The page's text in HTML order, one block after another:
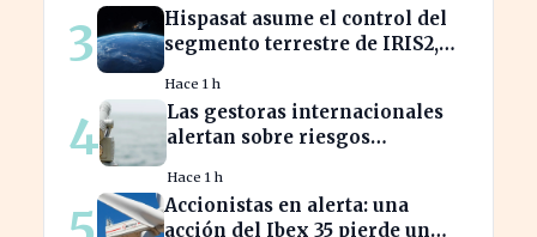
3
Hispasat asume el control del
segmento terrestre de IRIS2,
europea
Hace 1 h
4
Las gestoras internacionales
alertan sobre riesgos
inversores.
Hace 1 h
Accionistas en alerta: una
acción del Ibex 35 pierde un